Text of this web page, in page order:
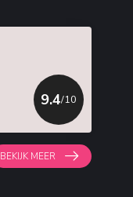
9.4/10
BEKIJK MEER